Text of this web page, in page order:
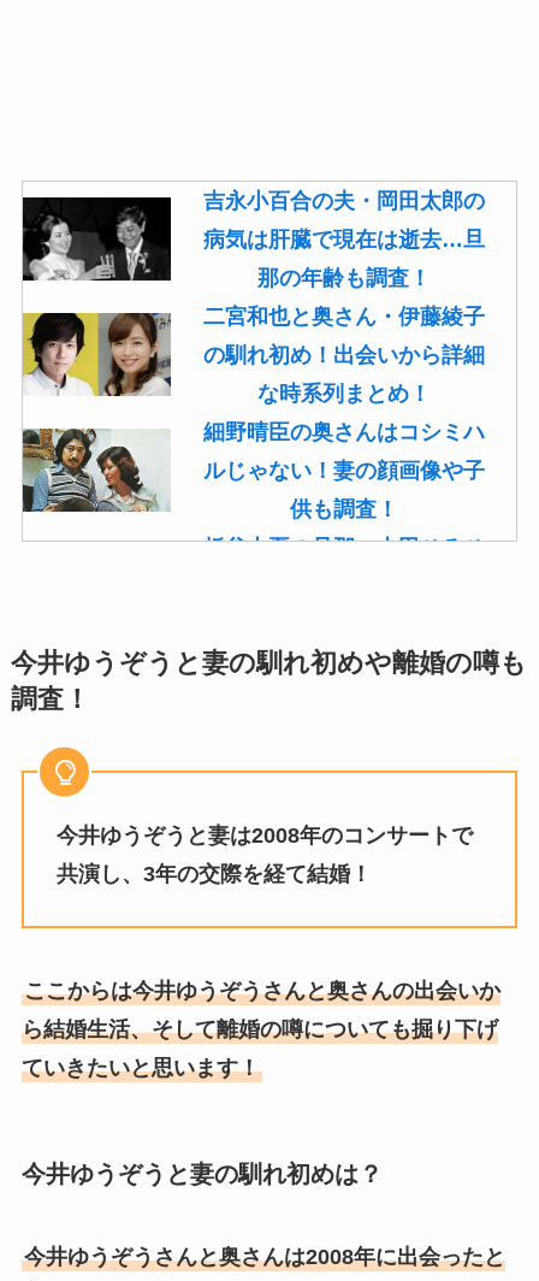
吉永小百合の夫・岡田太郎の
病気は肝臓で現在は逝去…旦
那の年齢も調査！
二宮和也と奥さん・伊藤綾子
の馴れ初め！出会いから詳細
な時系列まとめ！
細野晴臣の奥さんはコシミハ
ルじゃない！妻の顔画像や子
供も調査！
板谷由夏の旦那・古田ひろひ
菊池桃子の旦那・新原浩朗(官
滝沢カレンと旦那・太田光る
ルモン教で宗教結婚！不倫で
藤崎奈々子の旦那・森下一喜
はガンホーの社長で資産がヤ
バい！子供情報も調査！
しない理由は？馴れ初めや年
あいのり桃の旦那・大西翔の
今井ゆうぞうと妻の馴れ初めや離婚の噂も
調査！
今井ゆうぞうと妻は2008年のコンサートで
共演し、3年の交際を経て結婚！
ここからは今井ゆうぞうさんと奥さんの出会いか
ら結婚生活、そして離婚の噂についても掘り下げ
ていきたいと思います！
今井ゆうぞうと妻の馴れ初めは？
今井ゆうぞうさんと奥さんは2008年に出会ったと